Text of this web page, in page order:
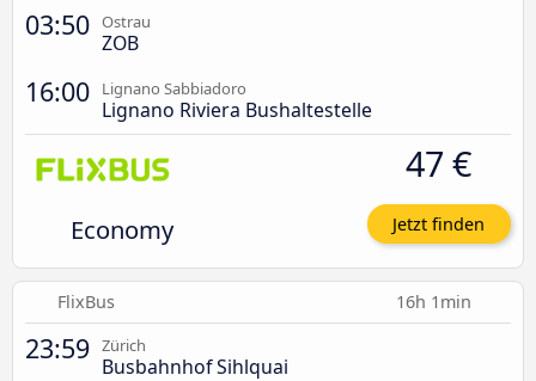
03:50 Ostrau
ZOB
16:00 Lignano Sabbiadoro
Lignano Riviera Bushaltestelle
Economy
47 €
Jetzt finden
FlixBus 16h 1min
23:59 Zürich
Busbahnhof Sihlquai